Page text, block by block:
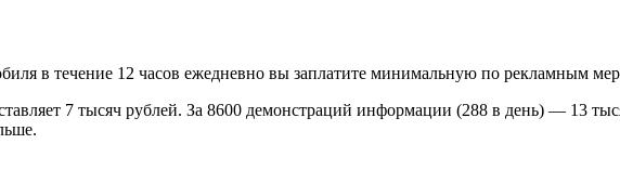
в течение 12 часов ежедневно вы заплатите минимальную по рекламным
7 тысяч рублей. За 8600 демонстраций информации (288 в день) — 13